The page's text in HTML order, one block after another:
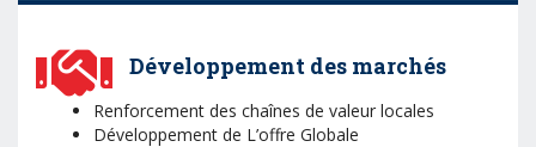
Développement des marchés
Renforcement des chaînes de valeur locales
Développement de L’offre Globale